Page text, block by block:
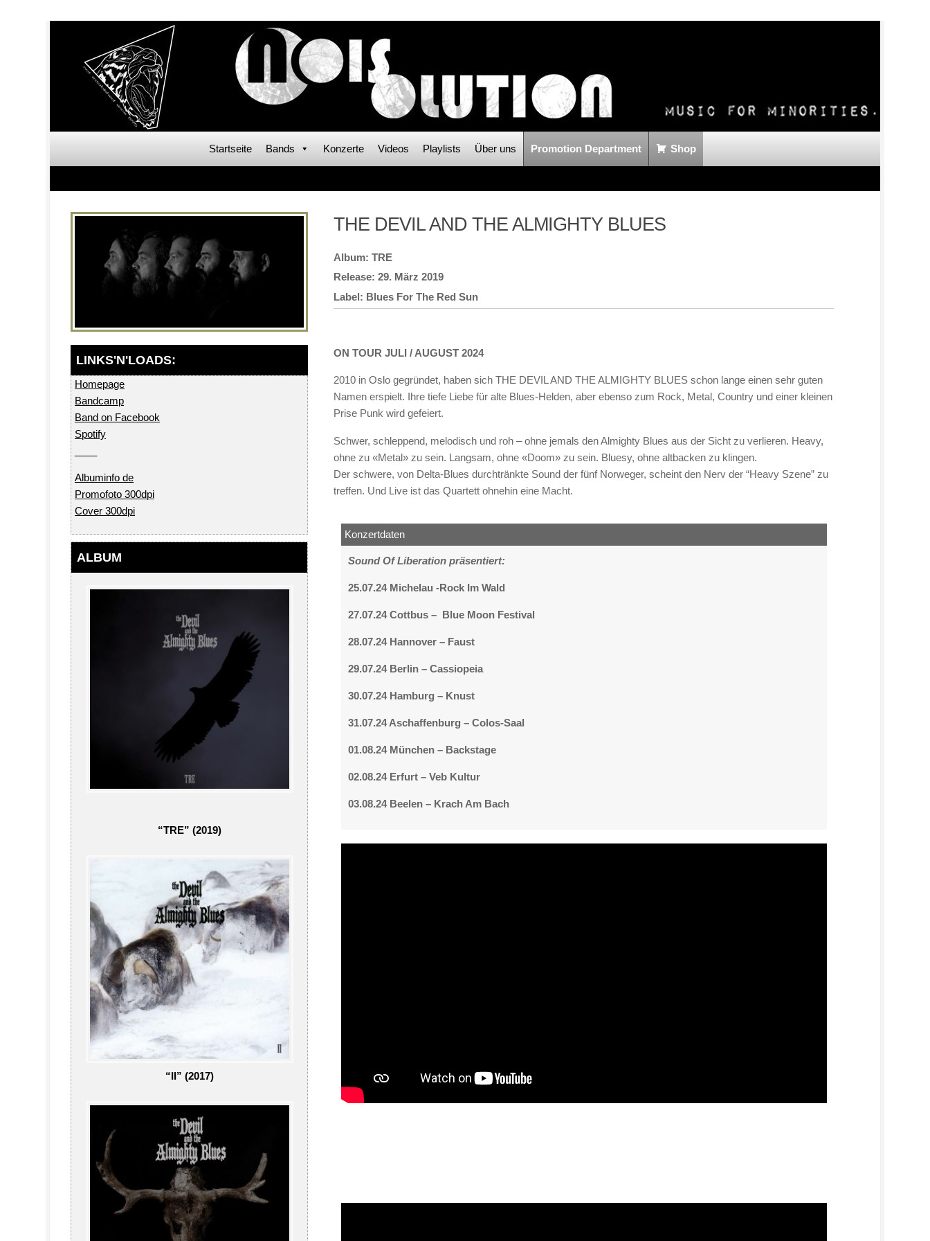
Startseite Bands Konzerte Videos Playlists Über uns Promotion Department Shop
THE DEVIL AND THE ALMIGHTY BLUES
TRE
29. März 2019
Blues For The Red Sun
Homepage
Bandcamp
Band on Facebook
Spotify
Albuminfo de
Promofoto 300dpi
Cover 300dpi
ALBUM
“TRE” (2019)
“II” (2017)
ON TOUR JULI / AUGUST 2024
2010 in Oslo gegründet, haben sich THE DEVIL AND THE ALMIGHTY BLUES schon lange einen sehr guten
Namen erspielt. Ihre tiefe Liebe für alte Blues-Helden, aber ebenso zum Rock, Metal, Country und einer kleinen
Prise Punk wird gefeiert.
Schwer, schleppend, melodisch und roh – ohne jemals den Almighty Blues aus der Sicht zu verlieren. Heavy,
ohne zu «Metal» zu sein. Langsam, ohne «Doom» zu sein. Bluesy, ohne altbacken zu klingen.
Der schwere, von Delta-Blues durchtränkte Sound der fünf Norweger, scheint den Nerv der “Heavy Szene” zu
treffen. Und Live ist das Quartett ohnehin eine Macht.
Konzertdaten
Sound Of Liberation präsentiert:
25.07.24 Michelau -Rock Im Wald
27.07.24 Cottbus – Blue Moon Festival
28.07.24 Hannover – Faust
29.07.24 Berlin – Cassiopeia
30.07.24 Hamburg – Knust
31.07.24 Aschaffenburg – Colos-Saal
01.08.24 München – Backstage
02.08.24 Erfurt – Veb Kultur
03.08.24 Beelen – Krach Am Bach